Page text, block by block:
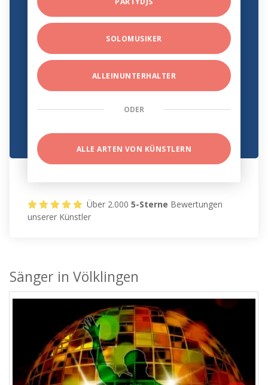
SOLOMUSIKER
ALLEINUNTERHALTER
ODER
ALLE ARTEN VON KÜNSTLERN
Über 2.0005-Sterne Bewertungen
unserer Künstler
Sänger in Völklingen